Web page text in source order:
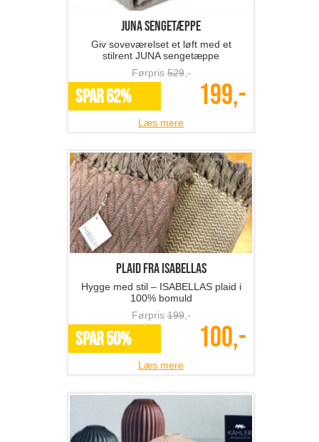
JUNA sengetæppe
Giv soveværelset et løft med et
stilrent JUNA sengetæppe
Førpris529,-
SPAR 62% 199,-
Læs mere
Plaid fra ISABELLAS
Hygge med stil – ISABELLAS plaid i
100% bomuld
Førpris199,-
SPAR 50% 100,-
Læs mere